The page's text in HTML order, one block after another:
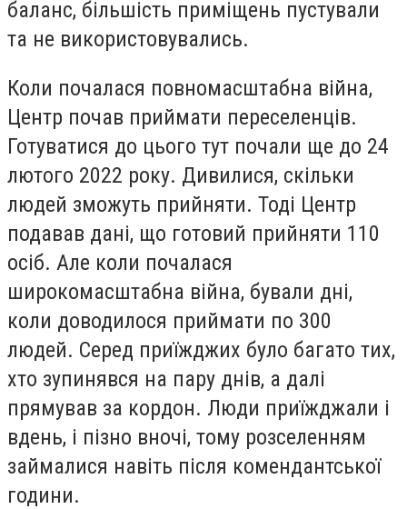
баланс, більшість приміщень пустували
та не використовувались.
Коли почалася повномасштабна війна,
Центр почав приймати переселенців.
Готуватися до цього тут почали ще до 24
лютого 2022 року. Дивилися, скільки
людей зможуть прийняти. Тоді Центр
подавав дані, що готовий прийняти 110
осіб. Але коли почалася
широкомасштабна війна, бували дні,
коли доводилося приймати по 300
людей. Серед приїжджих було багато тих,
хто зупинявся на пару днів, а далі
прямував за кордон. Люди приїжджали і
вдень, і пізно вночі, тому розселенням
займалися навіть після комендантської
години.